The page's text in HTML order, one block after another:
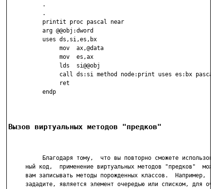
          .
          .
          printit proc pascal near
          arg @@obj:dword
          uses ds,si,es,bx
               mov  ax,@data
               mov  es,ax
               lds  si@@obj
call ds:si method node:print uses es:bx
               ret
          endp
Вызов виртуальных методов "предков"
Благодаря тому,  что вы повторно сможете
ный код,  применение виртуальных методов "предков"
вам записывать методы порожденных классов.  Например,
зададите, является элемент очередью или списком, для